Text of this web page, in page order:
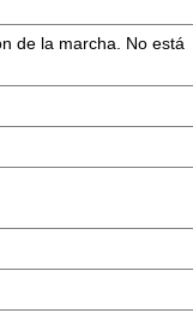
de la marcha. No está